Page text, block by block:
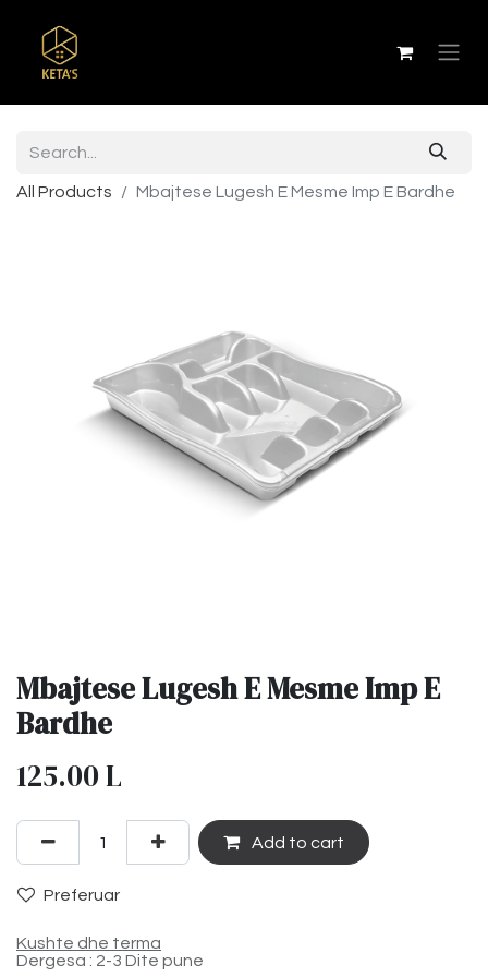
All Products Mbajtese Lugesh E Mesme Imp E Bardhe
Mbajtese Lugesh E Mesme Imp E
Bardhe
125.00L
Add to cart
Preferuar
Kushte dhe terma
Dergesa : 2-3 Dite pune